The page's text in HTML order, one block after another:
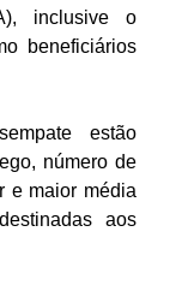
inclusive o
beneficiários
estão
número de
e maior média
aos